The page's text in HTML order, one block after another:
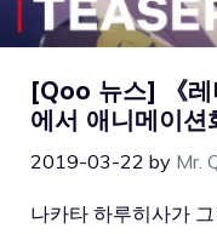
[Qoo 뉴스] 《
에서 애니메이
2019-03-22 by Mr.
나카타 하루히사가